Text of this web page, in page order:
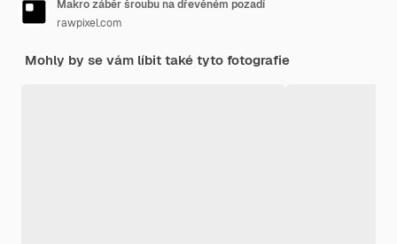
Makro záběr šroubu na dřevěném pozadí
rawpixel.com
Mohly by se vám líbit také tyto fotografie